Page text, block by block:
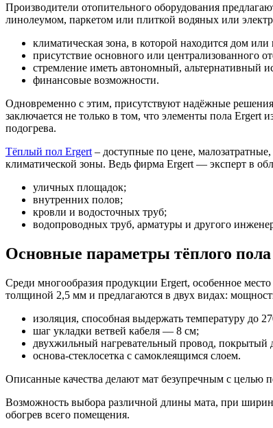
Производители отопительного оборудования
линолеумом, паркетом или плиткой водяных или
климатическая зона, в которой находится дом или
присутствие основного или централизованного
стремление иметь автономный, альтернативный
финансовые возможности.
Одновременно с этим, присутствуют надёжные
заключается не только в том, что элементы пола
подогрева.
Тёплый пол Ergert – доступные по цене,
климатической зоны. Ведь фирма Ergert — эксперт в
уличных площадок;
внутренних полов;
кровли и водосточных труб;
водопроводных труб, арматуры и другого
Основные параметры тёплого
Среди многообразия продукции Ergert, особенное
толщиной 2,5 мм и предлагаются в двух видах:
изоляция, способная выдержать температуру до
шаг укладки ветвей кабеля — 8 см;
двухжильный нагревательный провод,
основа-стеклосетка с самоклеящимся слоем.
Описанные качества делают мат безупречным с целью
Возможность выбора различной длины мата, при
обогрев всего помещения.